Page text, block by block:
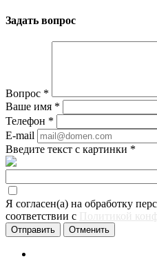
Задать вопрос
Вопрос *
Ваше имя *
Телефон *
E-mail
Введите текст с картинки *
Я согласен(а) на обработку
соответствии с Политикой
Отменить